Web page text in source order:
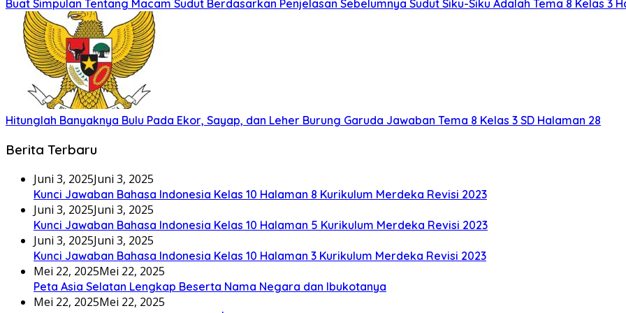
Buat Simpulan Tentang Macam Sudut Berdasarkan Penjelasan Sebelumnya Sudut Siku-Siku Adalah Tema 8 Kelas 3
Hitunglah Banyaknya Bulu Pada Ekor, Sayap, dan Leher Burung Garuda Jawaban Tema 8 Kelas 3 SD Halaman 28
Berita Terbaru
Juni 3, 2025Juni 3, 2025
Kunci Jawaban Bahasa Indonesia Kelas 10 Halaman 8 Kurikulum Merdeka Revisi 2023
Juni 3, 2025Juni 3, 2025
Kunci Jawaban Bahasa Indonesia Kelas 10 Halaman 5 Kurikulum Merdeka Revisi 2023
Juni 3, 2025Juni 3, 2025
Kunci Jawaban Bahasa Indonesia Kelas 10 Halaman 3 Kurikulum Merdeka Revisi 2023
Mei 22, 2025Mei 22, 2025
Peta Asia Selatan Lengkap Beserta Nama Negara dan Ibukotanya
Mei 22, 2025Mei 22, 2025